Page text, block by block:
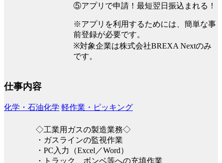
⑤アプリで申請！最短翌日振込まれる！
※アプリを利用するためには、簡単な事
前登録が必要です。
※対象企業は株式会社BREXA Nextのみ
です。
仕事内容
化学・石油化学 軽作業・ピッキング
◇工業用ガスの製造業務◇
・ガスラインの監視作業
・PC入力（Excel／Word）
・トラック、ボンベ等への充填作業